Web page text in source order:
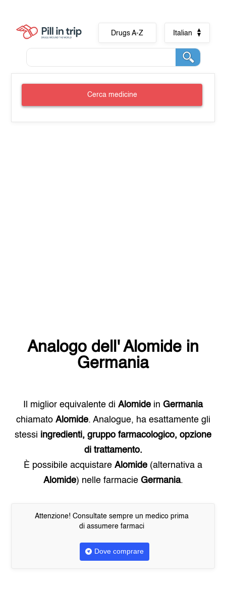
Drugs A-Z Italian
Cerca medicine
Analogo dell'Alomide in
Germania
Il miglior equivalente di Alomide in Germania
chiamato Alomide. Analogue, ha esattamente gli
stessi ingredienti, gruppo farmacologico, opzione
di trattamento.
È possibile acquistare Alomide (alternativa a
Alomide) nelle farmacie Germania.
Attenzione! Consultate sempre un medico prima
di assumere farmaci
Dove comprare